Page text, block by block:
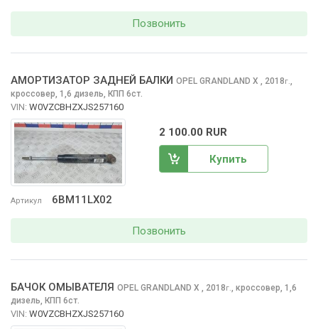
Позвонить
Артикул 6BM11LX02
АМОРТИЗАТОР ЗАДНЕЙ БАЛКИ OPEL GRANDLAND X , 2018г.
кроссовер, 1,6 дизель, КПП 6ст.
VIN: W0VZCBHZXJS257160
2 100.00 RUR
Купить
Позвонить
БАЧОК ОМЫВАТЕЛЯ OPEL GRANDLAND X , 2018г. кроссовер, 1,6
дизель, КПП 6ст.
VIN: W0VZCBHZXJS257160